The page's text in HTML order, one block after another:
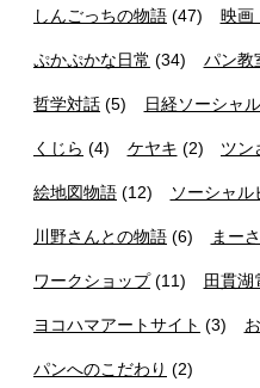
しんごっちの物語 (47) 映画
ぷかぷかな日常 (34) パン教
哲学対話 (5) 日経ソーシャ
くじら (4) ケヤキ (2) ツン
絵地図物語 (12) ソーシャル
川野さんとの物語 (6) まー
ワークショップ(11) 田貫湖
ヨコハマアートサイト (3)
パンへのこだわり (2)